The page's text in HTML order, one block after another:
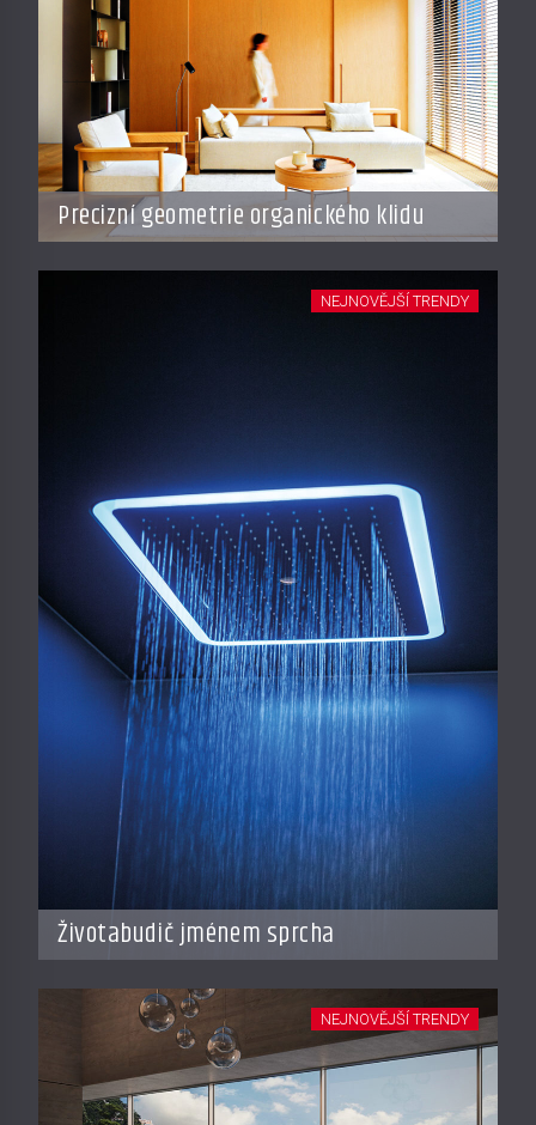
Precizní geometrie organického klidu
Životabudič jménem sprcha
NEJNOVĚJŠÍ TRENDY
NEJNOVĚJŠÍ TRENDY